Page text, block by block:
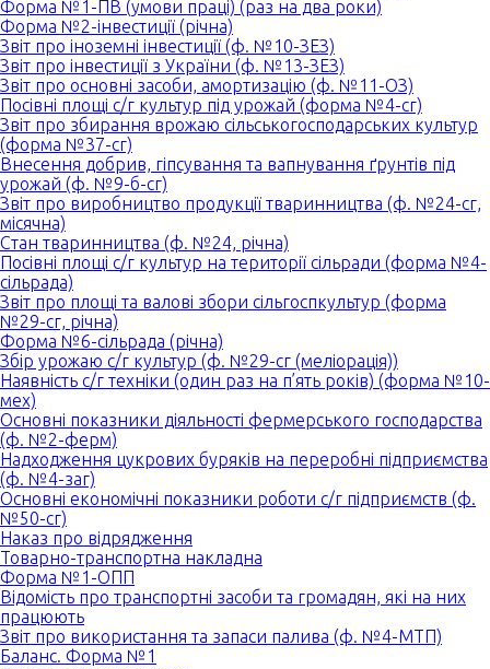
Форма №1-ПВ (умови праці) (раз на два роки)
Форма №2-інвестиції (річна)
Звіт про іноземні інвестиції (ф. №10-ЗЕЗ)
Звіт про інвестиції з України (ф. №13-ЗЕЗ)
Звіт про основні засоби, амортизацію (ф. №11-ОЗ)
Посівні площі с/г культур під урожай (форма №4-сг)
Звіт про збирання врожаю сільськогосподарських культур
(форма №37-сг)
Внесення добрив, гіпсування та вапнування ґрунтів під
урожай (ф. №9-б-сг)
Звіт про виробництво продукції тваринництва (ф. №24-сг,
місячна)
Стан тваринництва (ф. №24, річна)
Посівні площі с/г культур на території сільради (форма №4-
сільрада)
Звіт про площі та валові збори сільгоспкультур (форма
№29-сг, річна)
Форма №6-сільрада (річна)
Збір урожаю с/г культур (ф. №29-сг (меліорація))
Наявність с/г техніки (один раз на п’ять років) (форма №10-
мех)
Основні показники діяльності фермерського господарства
(ф. №2-ферм)
Надходження цукрових буряків на переробні підприємства
(ф. №4-заг)
Основні економічні показники роботи с/г підприємств (ф.
№50-сг)
Наказ про відрядження
Товарно-транспортна накладна
Форма №1-ОПП
Відомість про транспортні засоби та громадян, які на них
працюють
Звіт про використання та запаси палива (ф. №4-МТП)
Баланс. Форма №1